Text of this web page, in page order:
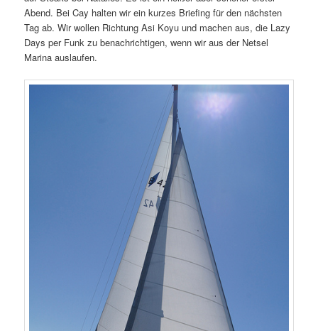
Abend. Bei Cay halten wir ein kurzes Briefing für den nächsten
Tag ab. Wir wollen Richtung Asi Koyu und machen aus, die Lazy
Days per Funk zu benachrichtigen, wenn wir aus der Netsel
Marina auslaufen.